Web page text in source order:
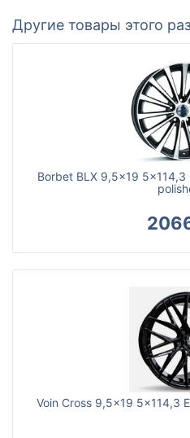
Другие товары этого
Borbet BLX 9,5x19
Voin Cross 9,5x19 5x114,3